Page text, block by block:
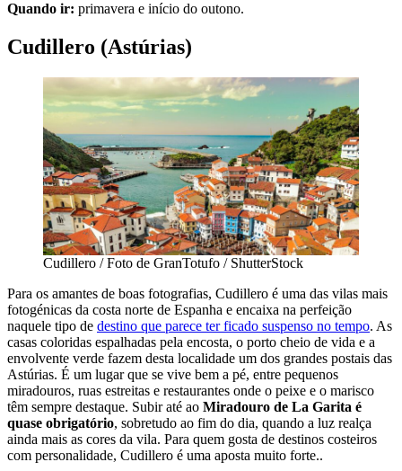
Quando ir: primavera e início do outono.
Cudillero (Astúrias)
Cudillero / Foto de GranTotufo / ShutterStock
Para os amantes de boas fotografias, Cudillero é uma das vilas mais
fotogénicas da costa norte de Espanha e encaixa na perfeição
naquele tipo de destino que parece ter ficado suspenso no tempo. As
casas coloridas espalhadas pela encosta, o porto cheio de vida e a
envolvente verde fazem desta localidade um dos grandes postais das
Astúrias. É um lugar que se vive bem a pé, entre pequenos
miradouros, ruas estreitas e restaurantes onde o peixe e o marisco
têm sempre destaque. Subir até ao Miradouro de La Garita é
quase obrigatório, sobretudo ao fim do dia, quando a luz realça
ainda mais as cores da vila. Para quem gosta de destinos costeiros
com personalidade, Cudillero é uma aposta muito forte..